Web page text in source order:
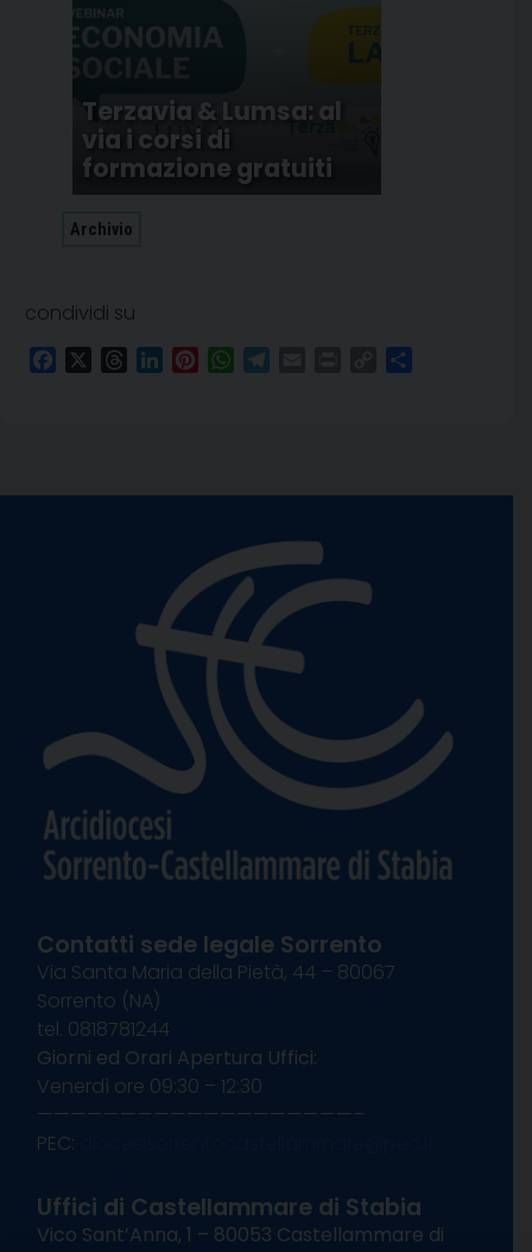
Terzavia & Lumsa: al
via i corsi di
formazione gratuiti
Archivio
condividi su
FacebookThreadsLinkedInPinterestWhatsApp
Copy
Contatti sede legale Sorrento
Via Santa Maria della Pietà, 44 – 80067
Sorrento (NA)
tel. 0818781244
Giorni ed Orari Apertura Uffici:
Venerdì ore 09:30 – 12:30
———————————————————–
PEC:
Uffici di Castellammare di Stabia
Vico Sant’Anna, 1 – 80053 Castellammare di